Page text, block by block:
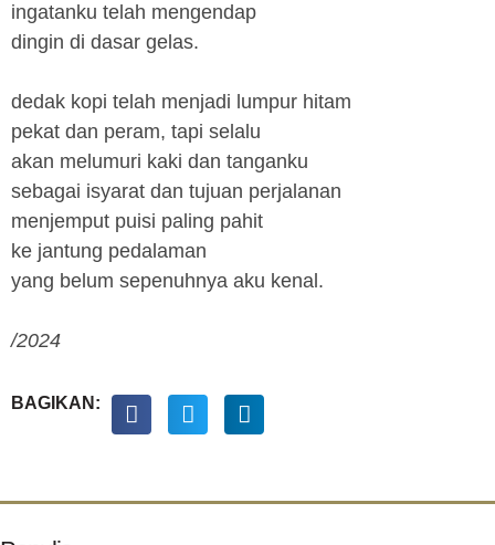
ingatanku telah mengendap
dingin di dasar gelas.
dedak kopi telah menjadi lumpur hitam
pekat dan peram, tapi selalu
akan melumuri kaki dan tanganku
sebagai isyarat dan tujuan perjalanan
menjemput puisi paling pahit
ke jantung pedalaman
yang belum sepenuhnya aku kenal.
/2024
BAGIKAN: